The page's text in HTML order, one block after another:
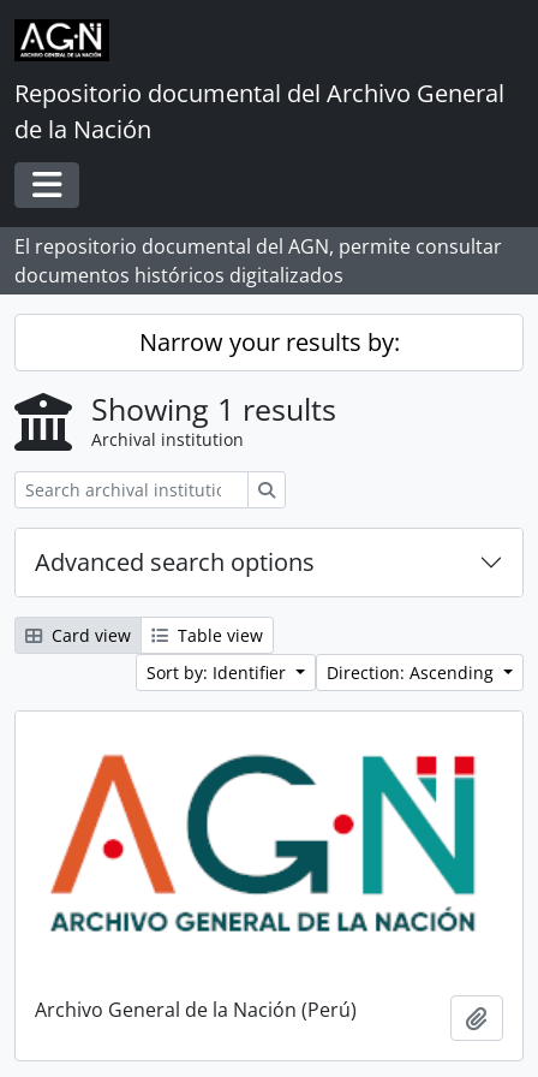
Skip to main content
Repositorio documental del Archivo General
de la Nación
Toggle navigation
El repositorio documental del AGN, permite consultar
documentos históricos digitalizados
Narrow your results by:
Showing 1 results
Archival institution
Advanced search options
Card view
Table view
Sort by: Identifier
Direction: Ascending
Archivo General de la Nación (Perú)